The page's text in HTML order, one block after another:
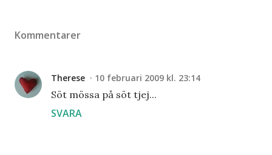
Kommentarer
Therese 10 februari 2009 kl. 23:14
Söt mössa på söt tjej...
SVARA